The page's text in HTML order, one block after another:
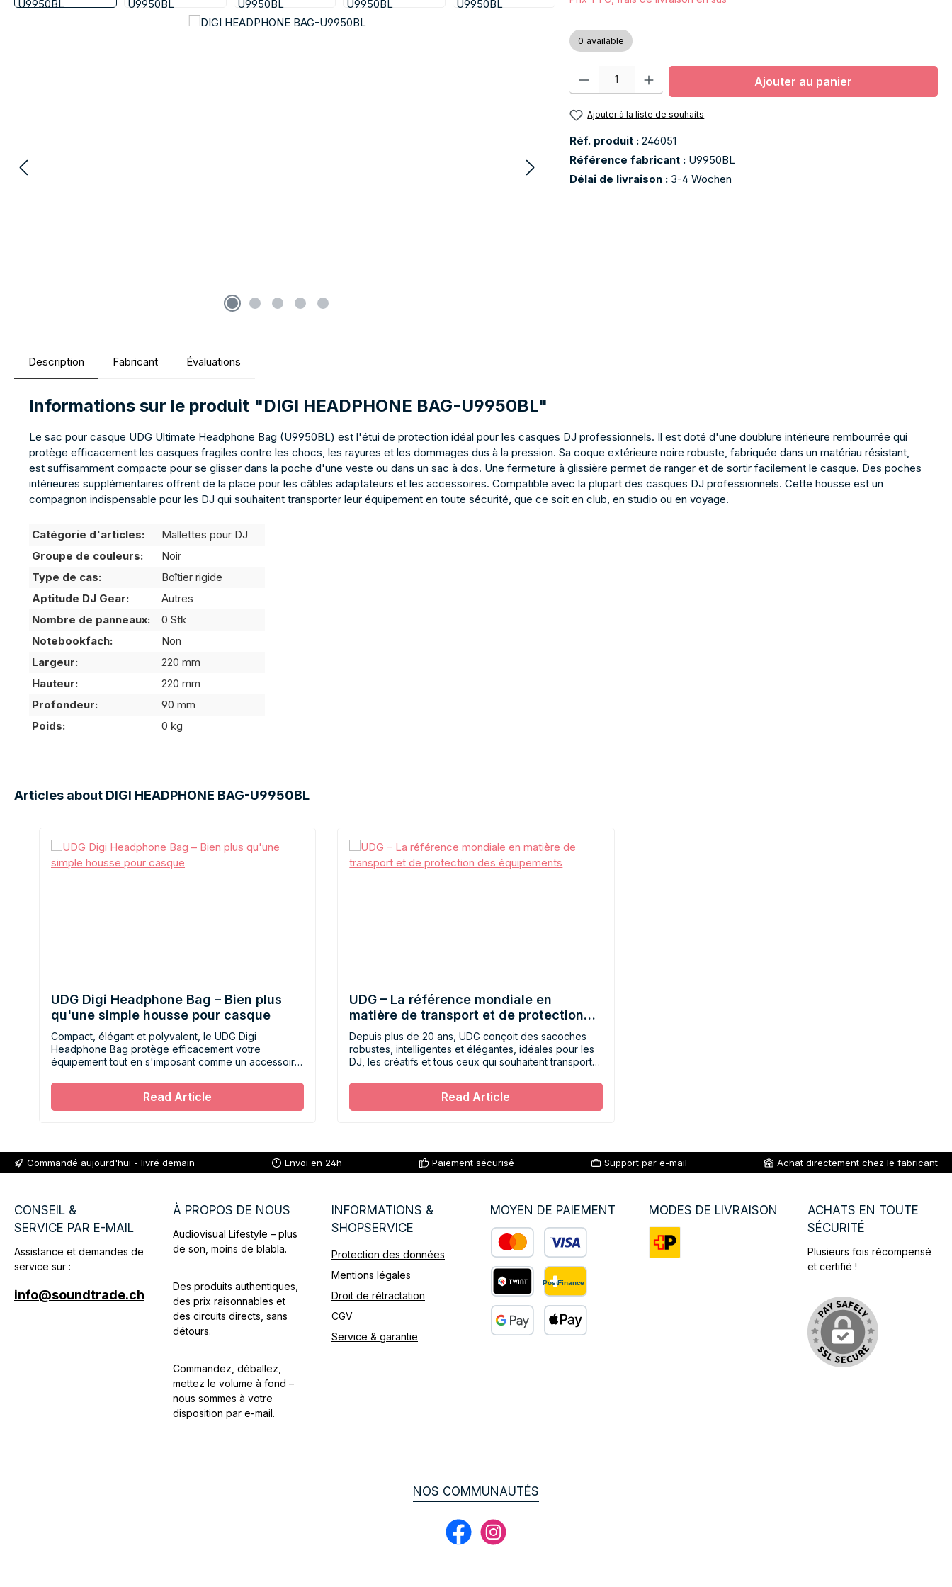
0 available
Quantité de produit : Entrez la quantité souhaitée ou utilisez les boutons pour
Ajouter au panier
Ajouter à la liste de souhaits
Réf. produit : 246051
Référence fabricant : U9950BL
Délai de livraison : 3-4 Wochen
Description Fabricant Évaluations
Informations sur le produit "DIGI HEADPHONE BAG-U9950BL"
Le sac pour casque UDG Ultimate Headphone Bag (U9950BL) est l'étui de protection idéal pour les casques DJ professionnels. Il est doté d'une doublure intérieure rembourrée qui
protège efficacement les casques fragiles contre les chocs, les rayures et les dommages dus à la pression. Sa coque extérieure noire robuste, fabriquée dans un matériau résistant,
est suffisamment compacte pour se glisser dans la poche d'une veste ou dans un sac à dos. Une fermeture à glissière permet de ranger et de sortir facilement le casque. Des poches
intérieures supplémentaires offrent de la place pour les câbles adaptateurs et les accessoires. Compatible avec la plupart des casques DJ professionnels. Cette housse est un
compagnon indispensable pour les DJ qui souhaitent transporter leur équipement en toute sécurité, que ce soit en club, en studio ou en voyage.
Catégorie d'articles:
Mallettes pour DJ
Groupe de couleurs:
Noir
Type de cas:
Boîtier rigide
Aptitude DJ Gear:
Autres
Nombre de panneaux:
0 Stk
Notebookfach:
Non
Largeur:
220 mm
Hauteur:
220 mm
Profondeur:
90 mm
Poids:
0 kg
Articles about DIGI HEADPHONE BAG-U9950BL
UDG Digi Headphone Bag – Bien plus
qu'une simple housse pour casque
Compact, élégant et polyvalent, le UDG Digi
Headphone Bag protège efficacement votre
équipement tout en s'imposant comme un accessoire
Read Article
UDG – La référence mondiale en
matière de transport et de protection
des équipements
Depuis plus de 20 ans, UDG conçoit des sacoches
robustes, intelligentes et élégantes, idéales pour les
DJ, les créatifs et tous ceux qui souhaitent transporter
Read Article
Commandé aujourd'hui - livré demain Envoi en 24h Paiement sécurisé Support par e-mail Achat directement chez le fabricant
CONSEIL &
SERVICE PAR E-MAIL
Assistance et demandes de
service sur :
info@soundtrade.ch
À PROPOS DE NOUS
Audiovisual Lifestyle – plus
de son, moins de blabla.
Des produits authentiques,
des prix raisonnables et
des circuits directs, sans
détours.
Commandez, déballez,
mettez le volume à fond –
nous sommes à votre
disposition par e-mail.
INFORMATIONS &
SHOPSERVICE
Protection des données
Mentions légales
Droit de rétractation
CGV
Service & garantie
MOYEN DE PAIEMENT
Custom image 1
Custom image 2
MODES DE LIVRAISON
ACHATS EN TOUTE
SÉCURITÉ
Plusieurs fois récompensé
et certifié !
NOS COMMUNAUTÉS
FacebookInstagram